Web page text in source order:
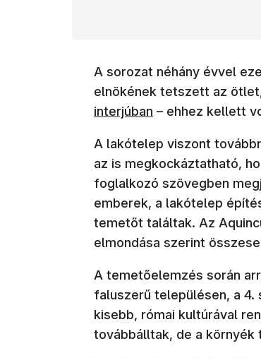
A sorozat néhány évvel
elnökének tetszett az
interjúban – ehhez kellett
A lakótelep viszont
az is megkockáztatható,
foglalkozó szövegben
emberek, a lakótelep
temetőt találtak. Az
elmondása szerint
A temetőelemzés során
faluszerű településen, a
kisebb, római kultúrával
továbbálltak, de a környék